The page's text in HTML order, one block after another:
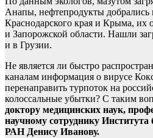
Анапы, нефтепродукты добрались
Краснодарского края и Крыма, их
и Запорожской области. Нашли
и в Грузии.
Не является ли быстро
каналам информация о вирусе
перенаправить турпоток на
колоссальные убытки? С таким
доктору медицинских наук,
научному сотруднику
РАН Денису Иванову.